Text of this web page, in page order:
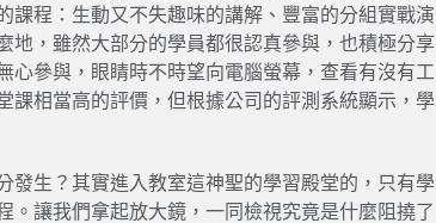
課程：生動又不失趣味的講解、豐富的分組實戰演
地，雖然大部分的學員都很認真參與，也積極分享
心參與，眼睛時不時望向電腦螢幕，查看有沒有工
課相當高的評價，但根據公司的評測系統顯示，學
發生？其實進入教室這神聖的學習殿堂的，只有學
。讓我們拿起放大鏡，一同檢視究竟是什麼阻撓了